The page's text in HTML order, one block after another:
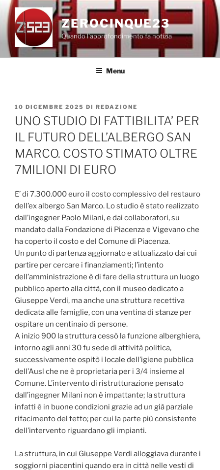
Salta
contenuto
ZEROCINQUE23
Quando l'approfondimento fa notizia
Menu
PUBBLICATO
IL
10 DICEMBRE 2025 DI REDAZIONE
UNO STUDIO DI FATTIBILITA’ PER
IL FUTURO DELL’ALBERGO SAN
MARCO. COSTO STIMATO OLTRE
7MILIONI DI EURO
E’ di 7.300.000 euro il costo complessivo del restauro
dell’ex albergo San Marco. Lo studio è stato realizzato
dall’ingegner Paolo Milani, e dai collaboratori, su
mandato dalla Fondazione di Piacenza e Vigevano che
ha coperto il costo e del Comune di Piacenza.
Un punto di partenza aggiornato e attualizzato dai cui
partire per cercare i finanziamenti; l’intento
dell’amministrazione è di fare della struttura un luogo
pubblico aperto alla città, con il museo dedicato a
Giuseppe Verdi, ma anche una struttura recettiva
dedicata alle famiglie, con una ventina di stanze per
ospitare un centinaio di persone.
A inizio 900 la struttura cessò la funzione alberghiera,
intorno agli anni 30 fu sede di attività politica,
successivamente ospitò i locale dell’igiene pubblica
dell’Ausl che ne è proprietaria per i 3/4 insieme al
Comune. L’intervento di ristrutturazione pensato
dall’ingegner Milani non è impattante; la struttura
infatti è in buone condizioni grazie ad un già parziale
rifacimento del tetto; per cui la parte più consistente
dell’intervento riguardano gli impianti.
La struttura, in cui Giuseppe Verdi alloggiava durante i
soggiorni piacentini quando era in città nelle vesti di